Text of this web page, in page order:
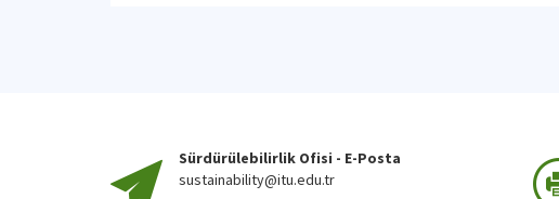
Sürdürülebilirlik Ofisi - E-Posta
sustainability@itu.edu.tr